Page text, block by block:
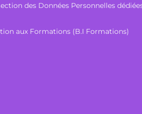
des Données Personnelles
aux Formations (B.I Formations)